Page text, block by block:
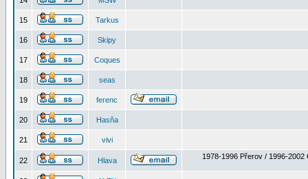
15 Tarkus
16 Skipy
17 Coques
18 seas
19 ferenc
20 Hasňa
21 vivi
22 Hlava 1978-1996 Přerov / 1996-2002